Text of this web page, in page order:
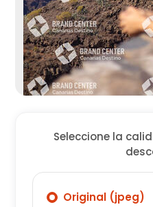
Seleccione la
Original (jpeg)